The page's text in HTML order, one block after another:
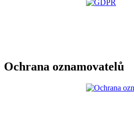
Ochrana oznamovatelů